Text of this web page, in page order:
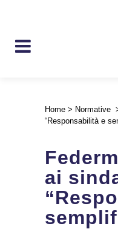
Home > Normative
“Responsabilità e
ai